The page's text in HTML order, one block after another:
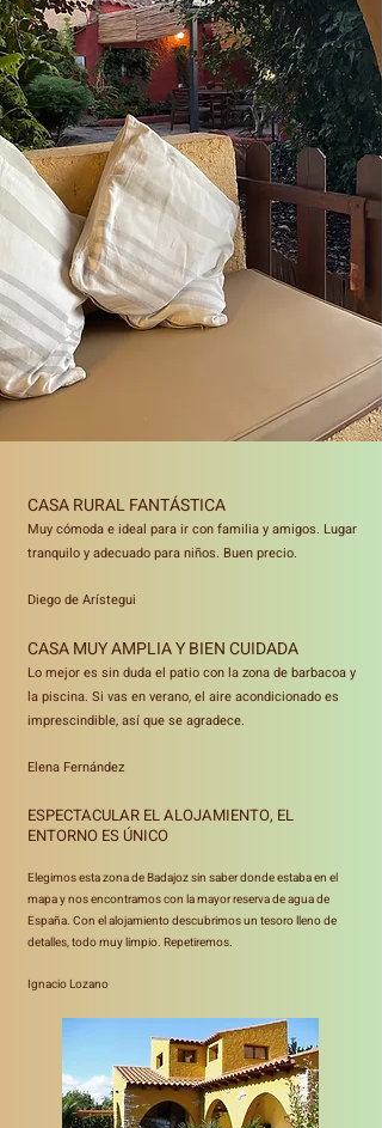
CASA RURAL FANTÁSTICA
Muy cómoda e ideal para ir con familia y amigos. Lugar
tranquilo y adecuado para niños. Buen precio.
Diego de Arístegui
CASA MUY AMPLIA Y BIEN CUIDADA
Lo mejor es sin duda el patio con la zona de barbacoa y
la piscina. Si vas en verano, el aire acondicionado es
imprescindible, así que se agradece.
Elena Fernández
ESPECTACULAR EL ALOJAMIENTO, EL
ENTORNO ES ÚNICO
Elegimos esta zona de Badajoz sin saber donde estaba en el
mapa y nos encontramos con la mayor reserva de agua de
España. Con el alojamiento descubrimos un tesoro lleno de
detalles, todo muy limpio. Repetiremos.
Ignacio Lozano